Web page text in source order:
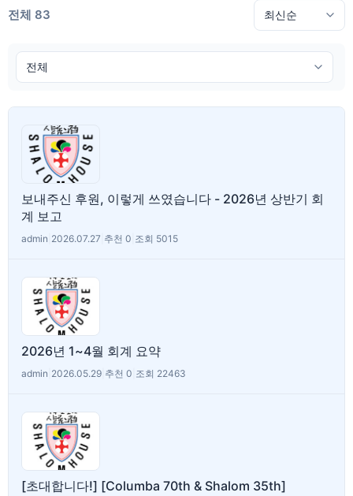
전체 83
보내주신 후원, 이렇게 쓰였습니다 - 2026년 상반기 회
계 보고
admin 2026.07.27 추천 0 조회 5015
2026년 1~4월 회계 요약
admin 2026.05.29 추천 0 조회 22463
[초대합니다!] [Columba 70th & Shalom 35th]